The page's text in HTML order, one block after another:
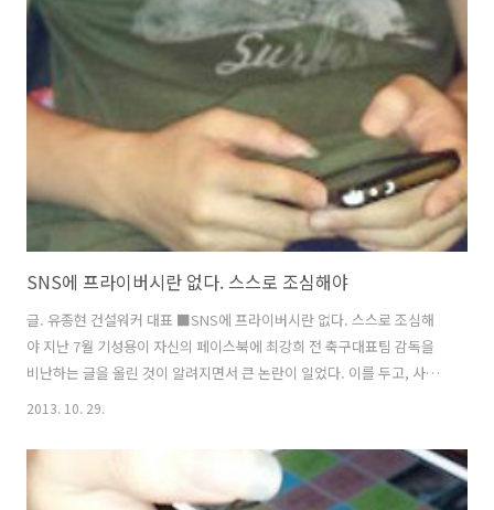
No.1 건설취업포털 건설워커 http://worker.co.kr ★"너만 빼고 다 이
용해!"★ 취업포털, 건설협회도 이용하는 1등 건설취업포털 건설워커
http://worker.co.kr
SNS에 프라이버시란 없다. 스스로 조심해야
글. 유종현 건설워커 대표 ■SNS에 프라이버시란 없다. 스스로 조심해
야 지난 7월 기성용이 자신의 페이스북에 최강희 전 축구대표팀 감독을
비난하는 글을 올린 것이 알려지면서 큰 논란이 일었다. 이를 두고, 사적
인 공간에서는 어떤 말도 할 수 있다는 의견도 있었지만 축구팬 대부분은
도, 트위터나 페이스북 하면서 '프라이버시 침해'에 대해 걱정하는 사람
들이 많다. '원치 않는 사람에게 공개될까봐' 이런 사람들에게 전문가들
이 제시하는 가장 근본적인 해결책은 "문제가 될 만한 것은 아예 SNS에
2013. 10. 29.